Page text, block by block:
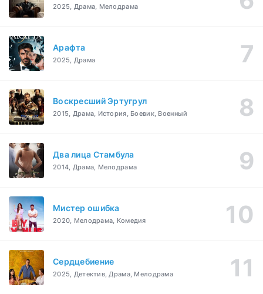
2025, Драма, Мелодрама
Арафта
2025, Драма
Воскресший Эртугрул
2015, Драма, История, Боевик, Военный
Два лица Стамбула
2014, Драма, Мелодрама
Мистер ошибка
2020, Мелодрама, Комедия
Сердцебиение
2025, Детектив, Драма, Мелодрама